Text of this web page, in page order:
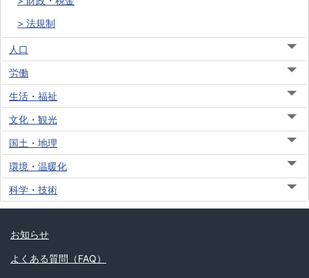
法規制
人口
労働
生活・福祉
文化・観光
国土・地理
環境・温暖化
科学・技術
お知らせ
よくある質問（FAQ）